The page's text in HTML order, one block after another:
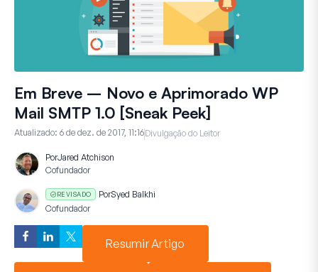
Em Breve – Novo e Aprimorado WP
Mail SMTP 1.0 [Sneak Peek]
Atualizado: 6 de dez. de 2017, 11:16Divulgação do Leitor
PorJared Atchison
Cofundador
REVISADO PorSyed Balkhi
Cofundador
Resumir Artigo